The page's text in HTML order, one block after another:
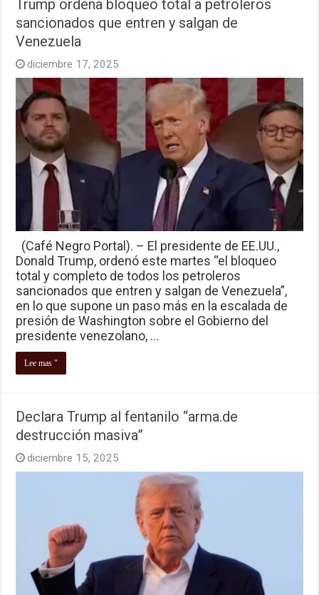
Trump ordena bloqueo total a petroleros
sancionados que entren y salgan de
Venezuela
diciembre 17, 2025
(Café Negro Portal). – El presidente de EE.UU.,
Donald Trump, ordenó este martes “el bloqueo
total y completo de todos los petroleros
sancionados que entren y salgan de Venezuela”,
en lo que supone un paso más en la escalada de
presión de Washington sobre el Gobierno del
presidente venezolano, …
Lee mas "
Declara Trump al fentanilo “arma.de
destrucción masiva”
diciembre 15, 2025